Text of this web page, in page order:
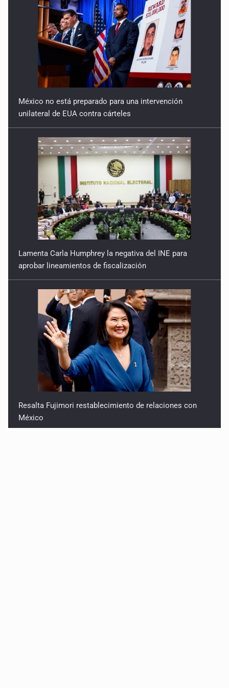
México no está preparado para una intervención
unilateral de EUA contra cárteles
Lamenta Carla Humphrey la negativa del INE para
aprobar lineamientos de fiscalización
Resalta Fujimori restablecimiento de relaciones con
México